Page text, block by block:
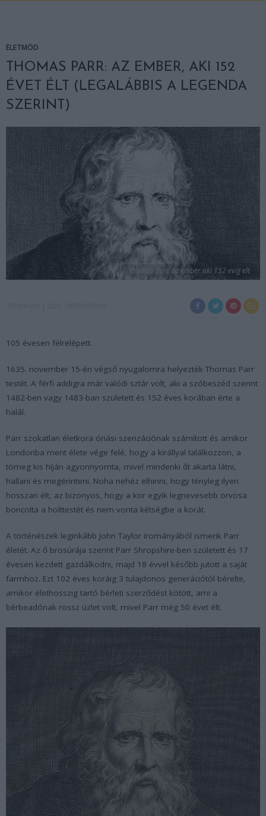
ÉLETMÓD
THOMAS PARR: AZ EMBER, AKI 152
ÉVET ÉLT (LEGALÁBBIS A LEGENDA
SZERINT)
thomas parr az ember aki 152 evig elt
105 évesen félrelépett.
1635. november 15-én végső nyugalomra helyezték Thomas Parr
testét. A férfi addigra már valódi sztár volt, aki a szóbeszéd szerint
1482-ben vagy 1483-ban született és 152 éves korában érte a
halál.
Parr szokatlan életkora óriási szenzációnak számított és amikor
Londonba ment élete vége felé, hogy a királlyal találkozzon, a
tömeg kis híján agyonnyomta, mivel mindenki őt akarta látni,
hallani és megérinteni. Noha nehéz elhinni, hogy tényleg ilyen
hosszan élt, az bizonyos, hogy a kor egyik legnevesebb orvosa
boncolta a holttestét és nem vonta kétségbe a korát.
A történészek leginkább John Taylor irományából ismerik Parr
életét. Az ő brosúrája szerint Parr Shropshire-ben született és 17
évesen kezdett gazdálkodni, majd 18 évvel később jutott a saját
farmhoz. Ezt 102 éves koráig 3 tulajdonos generációtól bérelte,
amikor élethosszig tartó bérleti szerződést kötött, ami a
bérbeadónak rossz üzlet volt, mivel Parr még 50 évet élt.